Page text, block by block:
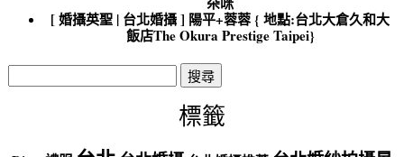
[ 婚攝英聖 | 台北婚攝 ] 陽平+蓉蓉 { 地點:台北大倉久和大
飯店The Okura Prestige Taipei}
搜
尋
標籤